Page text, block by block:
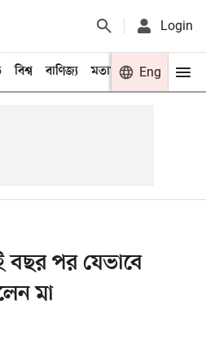
Login
বিশ্ব বাণিজ্য মতামত খেলা
Eng
বছর পর যেভাবে
মা